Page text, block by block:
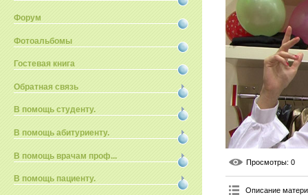
Форум
Фотоальбомы
Гостевая книга
Обратная связь
В помощь студенту.
В помощь абитуриенту.
В помощь врачам проф...
В помощь пациенту.
Просмотры: 0
Описание